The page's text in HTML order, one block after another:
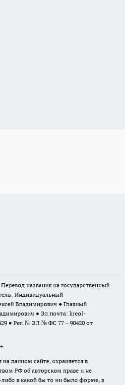
названия на государственный
Индивидуальный
Владимирович ● Главный
● Эл.почта: kreol-
● Рег. № ЭЛ № ФС 77 – 90420 от
данном сайте, охраняется в
РФ об авторском праве и не
в какой бы то ни было форме, в